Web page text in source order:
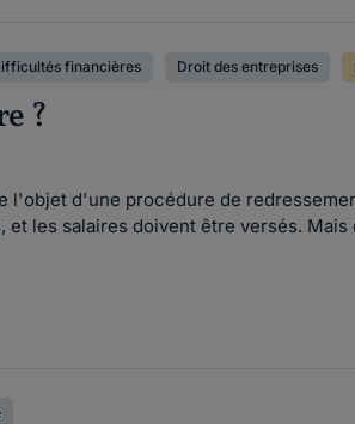
financières Droit des entreprises
?
d'une procédure de
les salaires doivent être versés. Mais